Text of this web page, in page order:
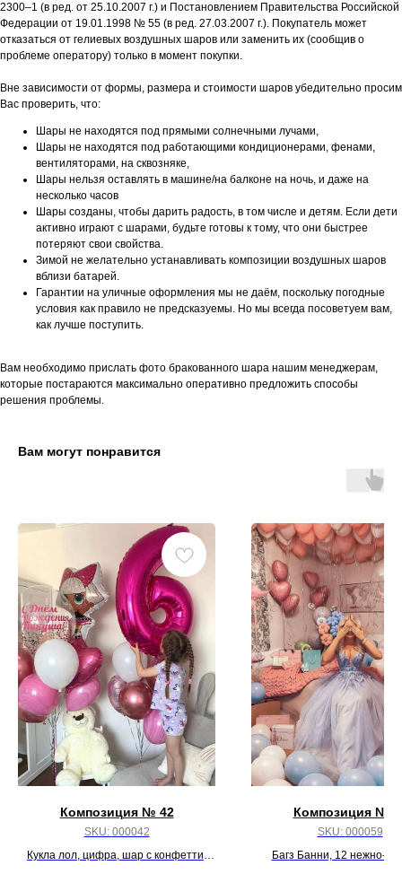
2300–1 (в ред. от 25.10.2007 г.) и Постановлением Правительства Российской
Федерации от 19.01.1998 № 55 (в ред. 27.03.2007 г.). Покупатель может
отказаться от гелиевых воздушных шаров или заменить их (сообщив о
проблеме оператору) только в момент покупки.
Вне зависимости от формы, размера и стоимости шаров убедительно просим
Вас проверить, что:
Шары не находятся под прямыми солнечными лучами,
Шары не находятся под работающими кондиционерами, фенами,
вентиляторами, на сквозняке,
Шары нельзя оставлять в машине/на балконе на ночь, и даже на
несколько часов
Шары созданы, чтобы дарить радость, в том числе и детям. Если дети
активно играют с шарами, будьте готовы к тому, что они быстрее
потеряют свои свойства.
Зимой не желательно устанавливать композиции воздушных шаров
вблизи батарей.
Гарантии на уличные оформления мы не даём, поскольку погодные
условия как правило не предсказуемы. Но мы всегда посоветуем вам,
как лучше поступить.
Вам необходимо прислать фото бракованного шара нашим менеджерам,
которые постараются максимально оперативно предложить способы
решения проблемы.
Вам могут понравится
Композиция № 42
SKU: 000042
Кукла лол, цифра, шар с конфетти,
Композиция №
SKU: 000059
Багз Банни, 12 нежно-